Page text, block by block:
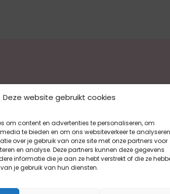
Deze website gebruikt cookies
om content en advertenties te personaliseren, om
te bieden en om ons websiteverkeer te
over je gebruik van onze site met onze partners voor
en analyse. Deze partners kunnen deze gegevens
informatie die je aan ze hebt verstrekt of die ze
je gebruik van hun diensten.